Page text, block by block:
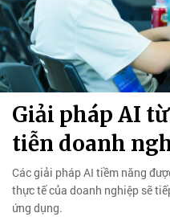
Giải pháp AI
tiễn doanh
Các giải pháp AI tiềm năng
thực tế của doanh nghiệp sẽ
ứng dụng.